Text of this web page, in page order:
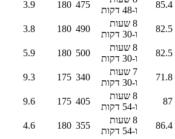
85.4
ו-48 דקות
475
180
3.9
82.5
8 שעות
ו-30 דקות
490
180
3.8
82.5
8 שעות
ו-30 דקות
500
180
5.9
71.8
7 שעות
ו-30 דקות
340
175
9.3
87
8 שעות
ו-54 דקות
405
175
9.6
86.4
8 שעות
ו-54 דקות
355
180
4.6